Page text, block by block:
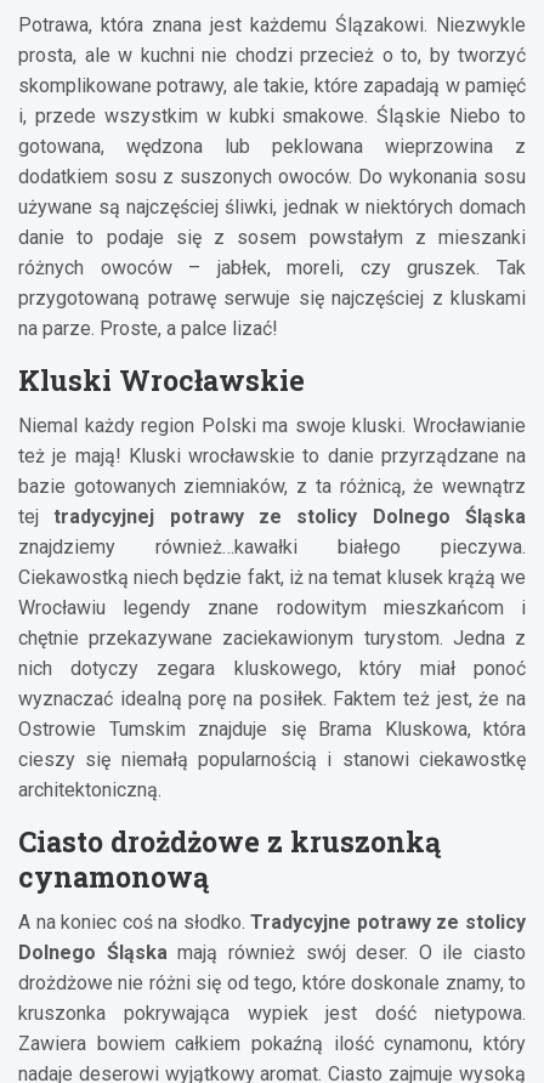
Potrawa, która znana jest każdemu Ślązakowi. Niezwykle
prosta, ale w kuchni nie chodzi przecież o to, by tworzyć
skomplikowane potrawy, ale takie, które zapadają w pamięć
i, przede wszystkim w kubki smakowe. Śląskie Niebo to
gotowana, wędzona lub peklowana wieprzowina z
dodatkiem sosu z suszonych owoców. Do wykonania sosu
używane są najczęściej śliwki, jednak w niektórych domach
danie to podaje się z sosem powstałym z mieszanki
różnych owoców – jabłek, moreli, czy gruszek. Tak
przygotowaną potrawę serwuje się najczęściej z kluskami
na parze. Proste, a palce lizać!
Kluski Wrocławskie
Niemal każdy region Polski ma swoje kluski. Wrocławianie
też je mają! Kluski wrocławskie to danie przyrządzane na
bazie gotowanych ziemniaków, z ta różnicą, że wewnątrz
tejtradycyjnej potrawy ze stolicy Dolnego Śląska
znajdziemy również…kawałki białego pieczywa.
Ciekawostką niech będzie fakt, iż na temat klusek krążą we
Wrocławiu legendy znane rodowitym mieszkańcom i
chętnie przekazywane zaciekawionym turystom. Jedna z
nich dotyczy zegara kluskowego, który miał ponoć
wyznaczać idealną porę na posiłek. Faktem też jest, że na
Ostrowie Tumskim znajduje się Brama Kluskowa, która
cieszy się niemałą popularnością i stanowi ciekawostkę
architektoniczną.
Ciasto drożdżowe z kruszonką
cynamonową
A na koniec coś na słodko.Tradycyjne potrawy ze stolicy
Dolnego Śląskamają również swój deser. O ile ciasto
drożdżowe nie różni się od tego, które doskonale znamy, to
kruszonka pokrywająca wypiek jest dość nietypowa.
Zawiera bowiem całkiem pokaźną ilość cynamonu, który
nadaje deserowi wyjątkowy aromat. Ciasto zajmuje wysoką